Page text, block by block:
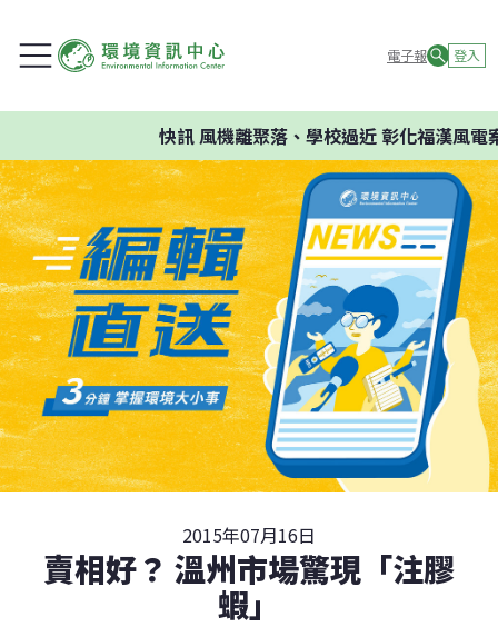
電子報 登入
快訊風機離聚落、學校過近 彰化福漢風電
2015年07月16日
賣相好？ 溫州市場驚現「注膠
蝦」